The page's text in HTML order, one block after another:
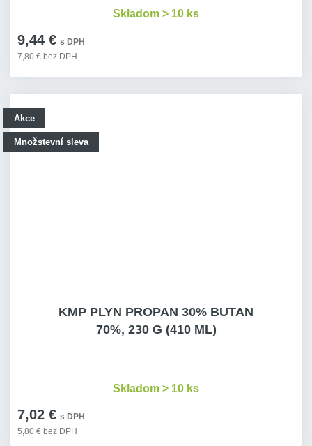
9,44 € s DPH
7,80 € bez DPH
Skladom > 10 ks
Akce
Množstevní sleva
KMP PLYN PROPAN 30% BUTAN
70%, 230 G (410 ML)
7,02 € s DPH
5,80 € bez DPH
Skladom > 10 ks